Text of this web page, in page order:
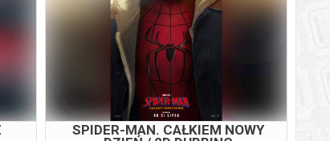
ANDRÉ RIEU. NIECH ŻYJE